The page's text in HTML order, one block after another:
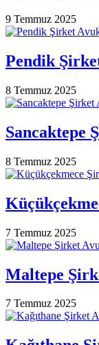
9 Temmuz 2025
Pendik
8 Temmuz 2025
Sancaktepe
8 Temmuz 2025
7 Temmuz 2025
Maltepe
7 Temmuz 2025